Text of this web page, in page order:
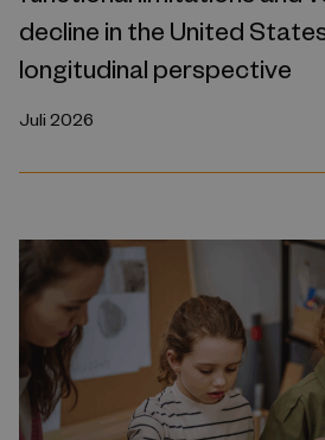
decline in the United
longitudinal perspective
Juli 2026